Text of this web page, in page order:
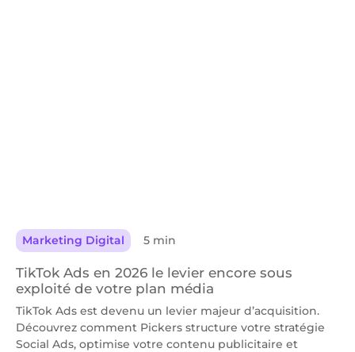
Marketing Digital 5 min
TikTok Ads en 2026 le levier encore sous
exploité de votre plan média
TikTok Ads est devenu un levier majeur d’acquisition.
Découvrez comment Pickers structure votre stratégie
Social Ads, optimise votre contenu publicitaire et